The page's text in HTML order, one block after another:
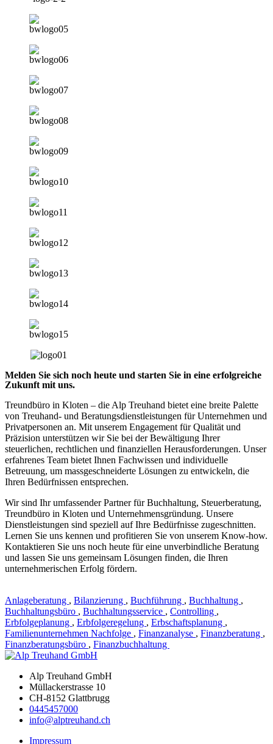
Melden Sie sich noch heute und starten Sie in eine erfolgreiche
Zukunft mit uns.
Treundbüro in Kloten – die Alp Treuhand bietet eine breite Palette
von Treuhand- und Beratungsdienstleistungen für Unternehmen und
Privatpersonen an. Mit unserem Engagement für Qualität und
Präzision unterstützen wir Sie bei der Bewältigung Ihrer
steuerlichen, rechtlichen und finanziellen Herausforderungen. Unser
erfahrenes Team bietet Ihnen Fachwissen und individuelle
Betreuung, um massgeschneiderte Lösungen zu entwickeln, die
Ihren Bedürfnissen entsprechen.
Wir sind Ihr umfassender Partner für Buchhaltung, Steuerberatung,
Treundbüro in Kloten und Unternehmensgründung. Unsere
Dienstleistungen sind speziell auf Ihre Bedürfnisse zugeschnitten.
Lernen Sie uns kennen und profitieren Sie von unserem Know-how.
Kontaktieren Sie uns noch heute für eine unverbindliche Beratung
und lassen Sie uns gemeinsam Lösungen finden, die Ihren
unternehmerischen Erfolg fördern.
Anlageberatung , Bilanzierung , Buchführung , Buchhaltung ,
Buchhaltungsbüro , Buchhaltungsservice , Controlling ,
Erbfolgeplanung , Erbfolgeregelung , Erbschaftsplanung ,
Familienunternehmen Nachfolge , Finanzanalyse , Finanzberatung ,
Finanzberatungsbüro , Finanzbuchhaltung
Alp Treuhand GmbH
Müllackerstrasse 10
CH-8152 Glattbrugg
0445457000
info@alptreuhand.ch
Impressum